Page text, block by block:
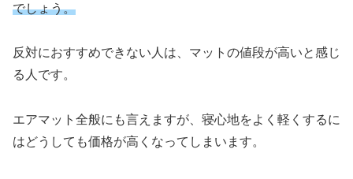
でしょう。
反対におすすめできない人は、マットの値段が高いと感じ
る人です。
エアマット全般にも言えますが、寝心地をよく軽くするに
はどうしても価格が高くなってしまいます。